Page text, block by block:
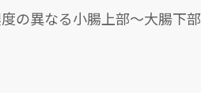
の異なる小腸上部～大腸下部